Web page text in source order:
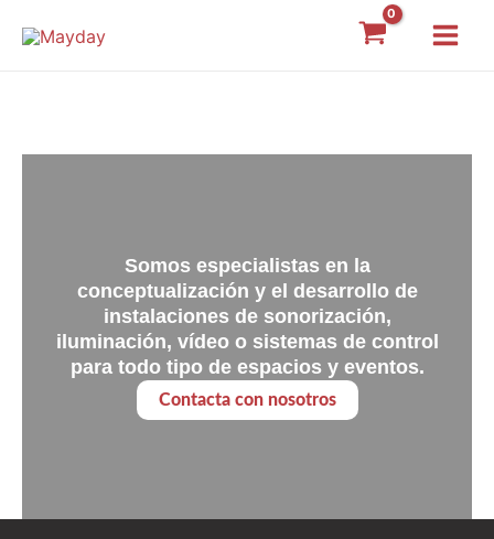
Main
Somos especialistas en la
conceptualización y el desarrollo de
instalaciones de sonorización,
iluminación, vídeo o sistemas de control
para todo tipo de espacios y eventos.
Contacta con nosotros